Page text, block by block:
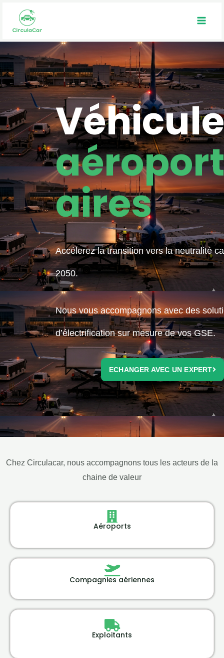
aires
Accélerez la transition vers la neutralité
2050.
Nous vous accompagnons avec des
d’électrification sur mesure de vos GSE.
ECHANGER AVEC UN EXPERT
Chez Circulacar, nous accompagnons tous les acteurs de la
chaine de valeur
Aéroports
Compagnies aériennes
Exploitants